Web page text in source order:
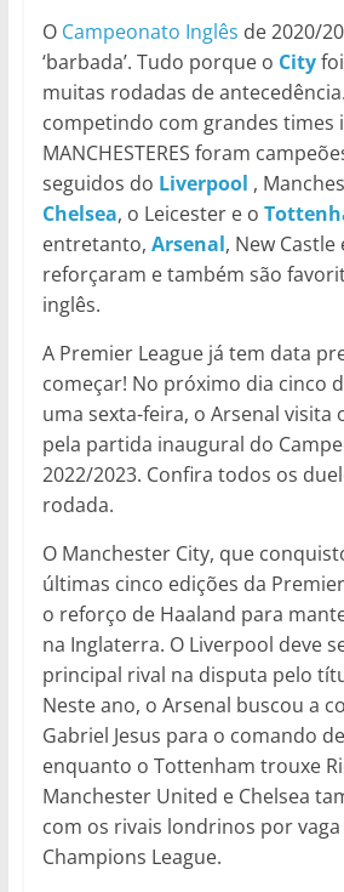
O Campeonato Inglês de 2020/
‘barbada’. Tudo porque o City
muitas rodadas de
competindo com grandes times
MANCHESTERES foram
seguidos do Liverpool ,
Chelsea, o Leicester e o
entretanto, Arsenal, New Castle
reforçaram e também são
inglês.
A Premier League já tem data
começar! No próximo dia cinco
uma sexta-feira, o Arsenal visita
pela partida inaugural do
2022/2023. Confira todos os
rodada.
O Manchester City, que
últimas cinco edições da
o reforço de Haaland para
na Inglaterra. O Liverpool deve
principal rival na disputa pelo
Neste ano, o Arsenal buscou a
Gabriel Jesus para o comando
enquanto o Tottenham trouxe
Manchester United e Chelsea
com os rivais londrinos por
Champions League.